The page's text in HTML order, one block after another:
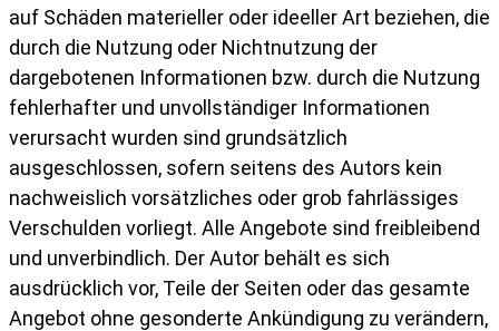
auf Schäden materieller oder ideeller Art beziehen, die
durch die Nutzung oder Nichtnutzung der
dargebotenen Informationen bzw. durch die Nutzung
fehlerhafter und unvollständiger Informationen
verursacht wurden sind grundsätzlich
ausgeschlossen, sofern seitens des Autors kein
nachweislich vorsätzliches oder grob fahrlässiges
Verschulden vorliegt. Alle Angebote sind freibleibend
und unverbindlich. Der Autor behält es sich
ausdrücklich vor, Teile der Seiten oder das gesamte
Angebot ohne gesonderte Ankündigung zu verändern,